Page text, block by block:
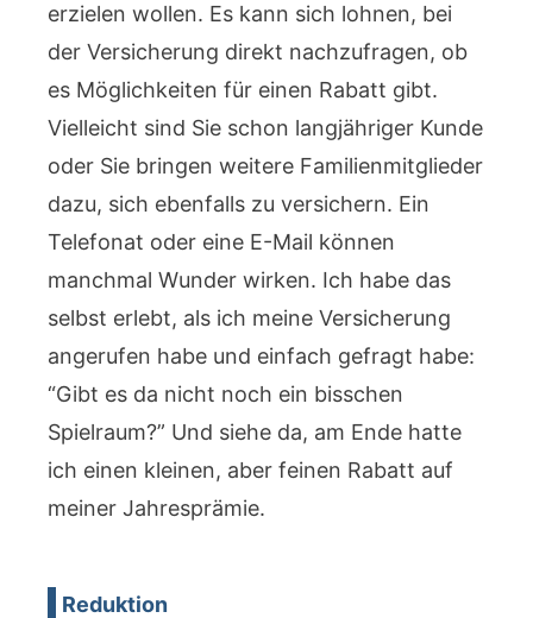
erzielen wollen. Es kann sich lohnen, bei
der Versicherung direkt nachzufragen, ob
es Möglichkeiten für einen Rabatt gibt.
Vielleicht sind Sie schon langjähriger Kunde
oder Sie bringen weitere Familienmitglieder
dazu, sich ebenfalls zu versichern. Ein
Telefonat oder eine E-Mail können
manchmal Wunder wirken. Ich habe das
selbst erlebt, als ich meine Versicherung
angerufen habe und einfach gefragt habe:
“Gibt es da nicht noch ein bisschen
Spielraum?” Und siehe da, am Ende hatte
ich einen kleinen, aber feinen Rabatt auf
meiner Jahresprämie.
Reduktion